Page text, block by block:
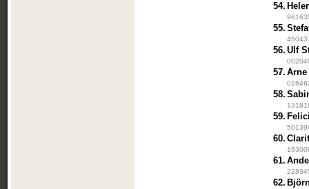
54.
55.
56. Ulf
57.
58.
59.
60.
61.
62.